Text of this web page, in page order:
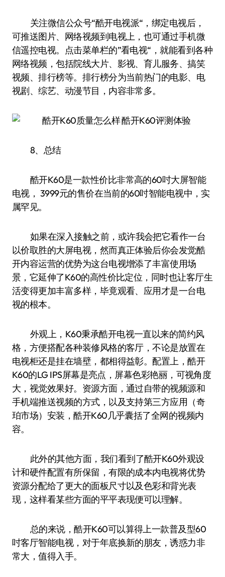
关注微信公众号“酷开电视派“，绑定电视后，
可推送图片、网络视频到电视上，也可通过手机微
信遥控电视。点击菜单栏的”看电视“，就能看到各种
网络视频，包括院线大片、影视、育儿服务、搞笑
视频、排行榜等。排行榜分为当前热门的电影、电
视剧、综艺、动漫节目，内容非常多。
8、总结
酷开K60是一款性价比非常高的60吋大屏智能
电视， 3999元的售价在当前的60吋智能电视中，实
属罕见。
如果在深入接触之前，或许我会把它看作一台
以价取胜的大屏电视，然而真正体验后你会发觉酷
开内容运营的优势为这台电视增添了丰富使用场
景，它延伸了K60的高性价比定位，同时也让客厅生
活变得更加丰富多样，毕竟观看、应用才是一台电
视的根本。
外观上，K60秉承酷开电视一直以来的简约风
格，方便搭配各种装修风格的客厅，不论是放置在
电视柜还是挂在墙壁，都相得益彰。配置上，酷开
K60的LG IPS屏幕是亮点，屏幕色彩艳丽，可视角度
大，视觉效果好。资源方面，通过自带的视频源和
手机端推送视频的方式，以及支持第三方应用（奇
珀市场）安装，酷开K60几乎囊括了全网的视频内
容。
此外的其他方面，我们看到了酷开K60外观设
计和硬件配置有所保留，有限的成本内电视将优势
资源分配给了更大的面板尺寸以及色彩和背光表
现，这样看某些方面的平平表现便可以理解。
总的来说，酷开K60可以算得上一款普及型60
吋客厅智能电视，对于年底换新的朋友，诱惑力非
常大，值得入手。